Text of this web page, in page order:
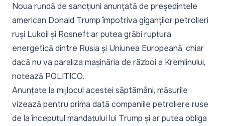
Noua rundă de sancțiuni anunțată de președintele
american Donald Trump împotriva giganților petrolieri
ruși Lukoil și Rosneft ar putea grăbi ruptura
energetică dintre Rusia și Uniunea Europeană, chiar
dacă nu va paraliza mașinăria de război a Kremlinului,
notează POLITICO.
Anunțate la mijlocul acestei săptămâni, măsurile
vizează pentru prima dată companiile petroliere ruse
de la începutul mandatului lui Trump și ar putea obliga